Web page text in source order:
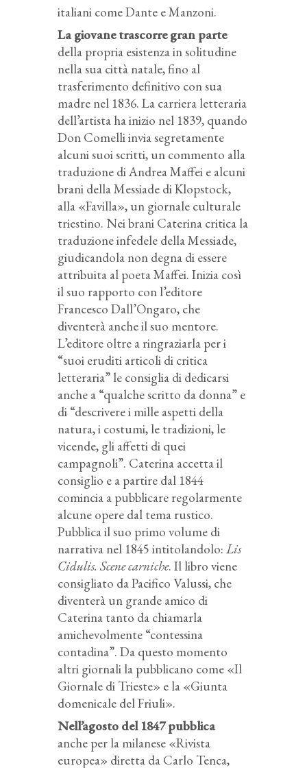
italiani come Dante e Manzoni.
La giovane trascorre gran parte
della propria esistenza in solitudine
nella sua città natale, fino al
trasferimento definitivo con sua
madre nel 1836. La carriera letteraria
dell’artista ha inizio nel 1839, quando
Don Comelli invia segretamente
alcuni suoi scritti, un commento alla
traduzione di Andrea Maffei e alcuni
brani della Messiade di Klopstock,
alla «Favilla», un giornale culturale
triestino. Nei brani Caterina critica la
traduzione infedele della Messiade,
giudicandola non degna di essere
attribuita al poeta Maffei. Inizia così
il suo rapporto con l’editore
Francesco Dall’Ongaro, che
diventerà anche il suo mentore.
L’editore oltre a ringraziarla per i
“suoi eruditi articoli di critica
letteraria” le consiglia di dedicarsi
anche a “qualche scritto da donna” e
di “descrivere i mille aspetti della
natura, i costumi, le tradizioni, le
vicende, gli affetti di quei
campagnoli”. Caterina accetta il
consiglio e a partire dal 1844
comincia a pubblicare regolarmente
alcune opere dal tema rustico.
Pubblica il suo primo volume di
narrativa nel 1845 intitolandolo: Lis
Cidulis. Scene carniche. Il libro viene
consigliato da Pacifico Valussi, che
diventerà un grande amico di
Caterina tanto da chiamarla
amichevolmente “contessina
contadina”. Da questo momento
altri giornali la pubblicano come «Il
Giornale di Trieste» e la «Giunta
domenicale del Friuli».
Nell’agosto del 1847 pubblica
anche per la milanese «Rivista
europea» diretta da Carlo Tenca,